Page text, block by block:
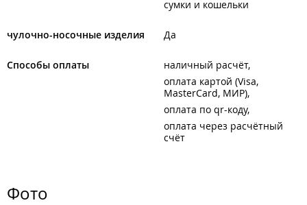
сумки и кошельки
чулочно-носочные изделия Да
Способы оплаты
наличный расчёт
оплата картой (Visa,
MasterCard, МИР)
оплата по qr-коду
оплата через расчётный
счёт
Фото